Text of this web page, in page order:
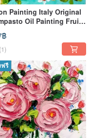
Painting Italy Original
Oil Painting Fruit
Above Sofa
฿
(1)
ฟรี